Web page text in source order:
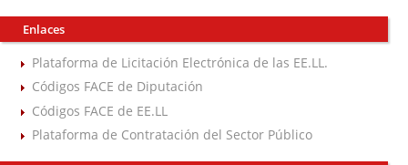
Enlaces
Plataforma de Licitación Electrónica de las EE.LL.
Códigos FACE de Diputación
Códigos FACE de EE.LL
Plataforma de Contratación del Sector Público